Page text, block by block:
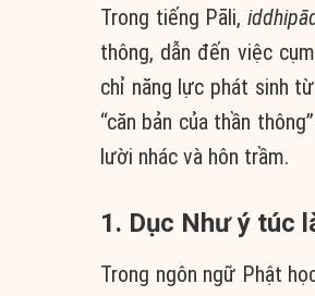
Trong tiếng Pāli,
thông, dẫn đến việc cụm
chỉ năng lực phát sinh
“căn bản của thần
lười nhác và hôn trầm.
1. Dục Như ý túc
Trong ngôn ngữ Phật